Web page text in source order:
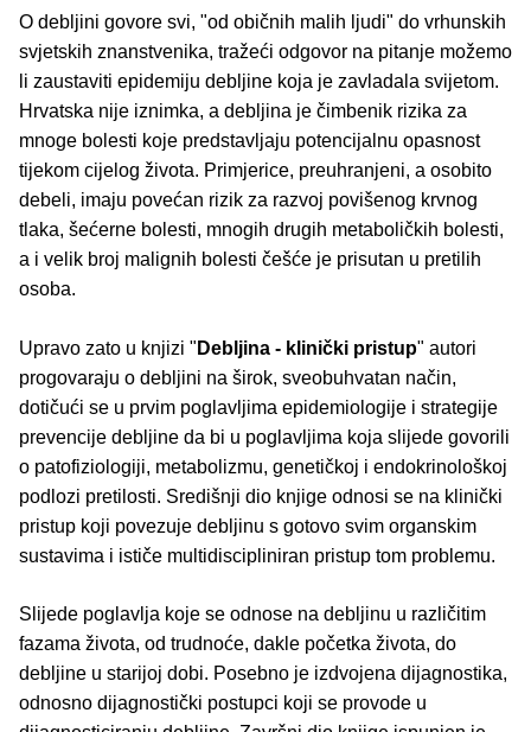
O debljini govore svi, "od običnih malih ljudi" do vrhunskih
svjetskih znanstvenika, tražeći odgovor na pitanje možemo
li zaustaviti epidemiju debljine koja je zavladala svijetom.
Hrvatska nije iznimka, a debljina je čimbenik rizika za
mnoge bolesti koje predstavljaju potencijalnu opasnost
tijekom cijelog života. Primjerice, preuhranjeni, a osobito
debeli, imaju povećan rizik za razvoj povišenog krvnog
tlaka, šećerne bolesti, mnogih drugih metaboličkih bolesti,
a i velik broj malignih bolesti češće je prisutan u pretilih
osoba.
Upravo zato u knjizi " Debljina - klinički pristup" autori
progovaraju o debljini na širok, sveobuhvatan način,
dotičući se u prvim poglavljima epidemiologije i strategije
prevencije debljine da bi u poglavljima koja slijede govorili
o patofiziologiji, metabolizmu, genetičkoj i endokrinološkoj
podlozi pretilosti. Središnji dio knjige odnosi se na klinički
pristup koji povezuje debljinu s gotovo svim organskim
sustavima i ističe multidiscipliniran pristup tom problemu.
Slijede poglavlja koje se odnose na debljinu u različitim
fazama života, od trudnoće, dakle početka života, do
debljine u starijoj dobi. Posebno je izdvojena dijagnostika,
odnosno dijagnostički postupci koji se provode u